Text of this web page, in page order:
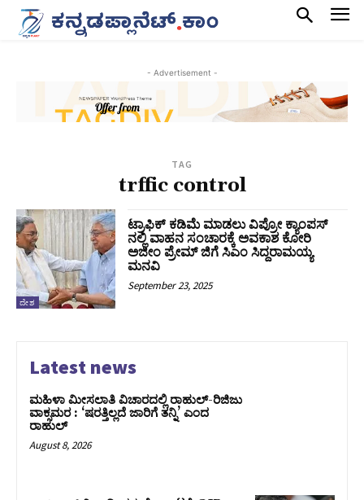
- Advertisement -
TAG
trffic control
ದೇಶ
ಟ್ರಾಫಿಕ್‌ ಕಡಿಮೆ ಮಾಡಲು ವಿಪ್ರೋ ಕ್ಯಾಂಪಸ್‌
ನಲ್ಲಿ ವಾಹನ ಸಂಚಾರಕ್ಕೆ ಅವಕಾಶ ಕೋರಿ
ಅಜೀಂ ಪ್ರೇಮ್‌ ಜಿಗೆ ಸಿಎಂ ಸಿದ್ದರಾಮಯ್ಯ
ಮನವಿ
September 23, 2025
Latest news
ಮಹಿಳಾ ಮೀಸಲಾತಿ ವಿಚಾರದಲ್ಲಿ ರಾಹುಲ್‌-ರಿಜಿಜು
ವಾಕ್ಸಮರ : ‘ಷರತ್ತಿಲ್ಲದೆ ಜಾರಿಗೆ ತನ್ನಿ’ ಎಂದ
ರಾಹುಲ್‌
August 8, 2026